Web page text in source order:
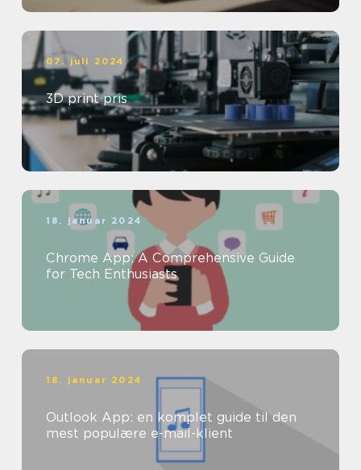
07. juli 2024
3D print pris
18. januar 2024
Chrome App: A Comprehensive Guide
for Tech Enthusiasts
18. januar 2024
Outlook App: en komplet guide til den
mest populære e-mail-klient